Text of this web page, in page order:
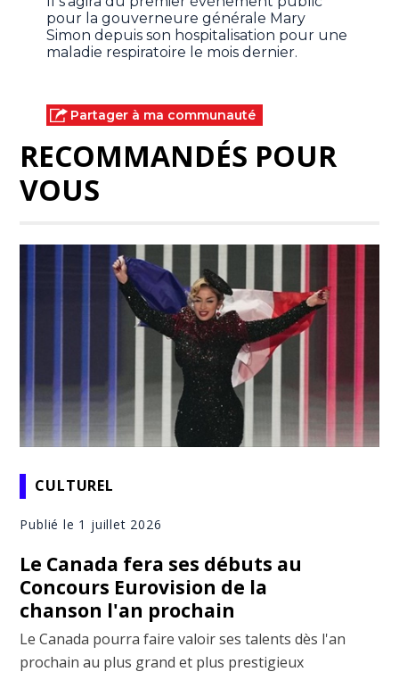
pour la gouverneure générale Mary
Simon depuis son hospitalisation pour une
maladie respiratoire le mois dernier.
Partager à ma communauté
RECOMMANDÉS POUR
VOUS
CULTUREL
Publié le 1 juillet 2026
Le Canada fera ses débuts au
Concours Eurovision de la
chanson l'an prochain
Le Canada pourra faire valoir ses talents dès l'an
prochain au plus grand et plus prestigieux